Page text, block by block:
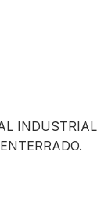
INDUSTRIAL